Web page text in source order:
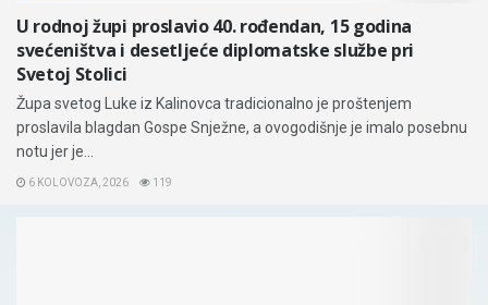
U rodnoj župi proslavio 40. rođendan, 15 godina
svećeništva i desetljeće diplomatske službe pri
Svetoj Stolici
Župa svetog Luke iz Kalinovca tradicionalno je proštenjem
proslavila blagdan Gospe Snježne, a ovogodišnje je imalo posebnu
notu jer je...
6 KOLOVOZA, 2026 119